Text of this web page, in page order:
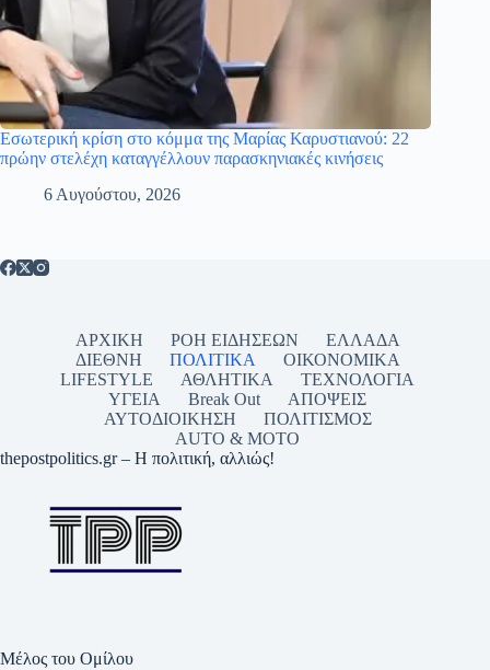
Εσωτερική κρίση στο κόμμα της Μαρίας Καρυστιανού: 22
πρώην στελέχη καταγγέλλουν παρασκηνιακές κινήσεις
6 Αυγούστου, 2026
ΑΡΧΙΚΗ ΡΟΗ ΕΙΔΗΣΕΩΝ
ΕΛΛΑΔΑ
ΔΙΕΘΝΗ
ΠΟΛΙΤΙΚΑ
ΟΙΚΟΝΟΜΙΚΑ
LIFESTYLE
ΑΘΛΗΤΙΚΑ
ΤΕΧΝΟΛΟΓΙΑ
ΥΓΕΙΑ
Break Out
ΑΠΟΨΕΙΣ
ΑΥΤΟΔΙΟΙΚΗΣΗ
ΠΟΛΙΤΙΣΜΟΣ
AUTO & MOTO
thepostpolitics.gr – Η πολιτική, αλλιώς!
Μέλος του Ομίλου